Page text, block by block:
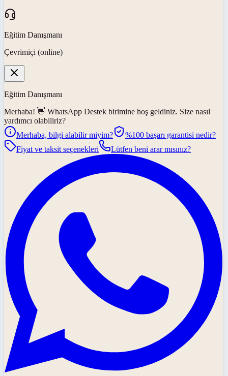
Eğitim Danışmanı
Çevrimiçi (online)
Eğitim Danışmanı
Merhaba! 👋 WhatsApp Destek birimine hoş geldiniz. Size nasıl
yardımcı olabiliriz?
Merhaba, bilgi alabilir miyim?
%100 başarı garantisi nedir?
Fiyat ve taksit seçenekleri
Lütfen beni arar mısınız?